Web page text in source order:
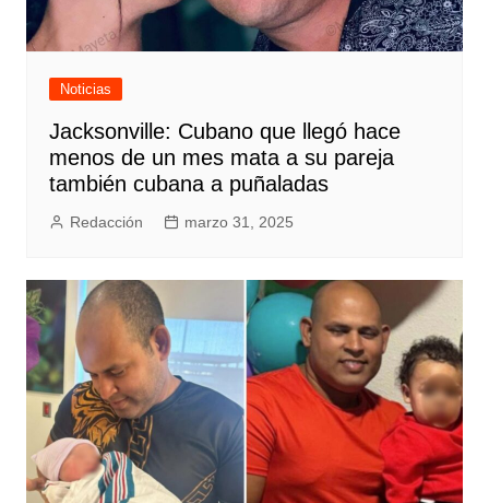
Noticias
Jacksonville: Cubano que llegó hace
menos de un mes mata a su pareja
también cubana a puñaladas
Redacción marzo 31, 2025